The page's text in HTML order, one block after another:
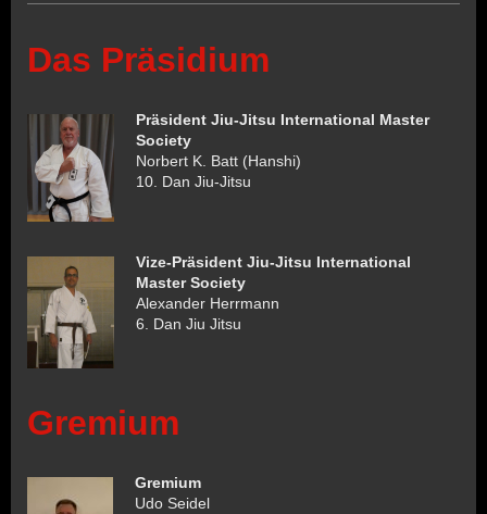
Das Präsidium
Präsident Jiu-Jitsu International Master
Society
Norbert K. Batt (Hanshi)
10. Dan Jiu-Jitsu
Vize-Präsident Jiu-Jitsu International
Master Society
Alexander Herrmann
6. Dan Jiu Jitsu
Gremium
Gremium
Udo Seidel